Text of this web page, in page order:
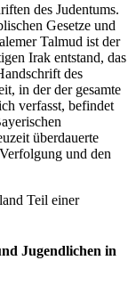
des Judentums.
Gesetze und
Talmud ist der
Irak entstand, das
des
in der der gesamte
verfasst, befindet
überdauerte
und den
Teil einer
Jugendlichen in